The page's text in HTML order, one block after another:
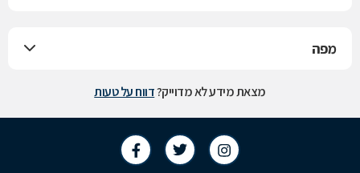
מפה
מצאת מידע לא מדוייק?דווח על טעות